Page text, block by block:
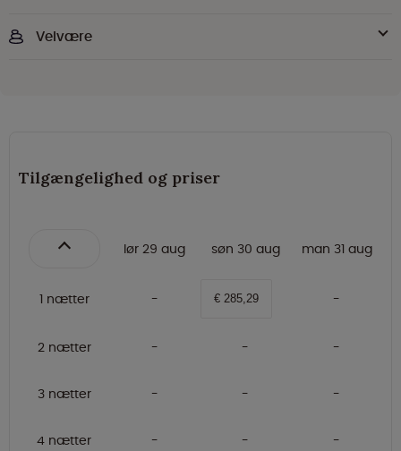
Velvære
Tilgængelighed og priser
lør 29 aug søn 30 aug man 31 aug
1 nætter € 285,29
2 nætter
3 nætter
4 nætter